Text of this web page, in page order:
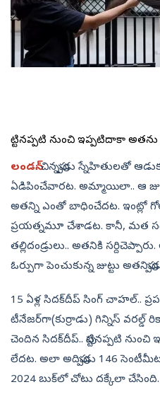
పుట్టినప్పటి నుంచి ఇప్పటిదాకా
లండన్‌:చిన్నప్పుడు స్నేహితులతో
ఏడిపించేవారట. అమ్మాయిలా.. ఆ
అతన్ని ఎంతో బాధించేదట. ఇంట్లో
ప్రయత్నమూ చేశాడట. కానీ, మత
తల్లిదండ్రులు.. అతనికి
ఓర్పుగా పెంచుకున్న జుట్టు
15 ఏళ్ల సిదక్‌దీప్‌ సింగ్‌ చాహల్‌..
టీనేజర్‌గా(కుర్రాడు) గిన్నిస్‌ వరల్డ్‌
చెందిన సిదక్‌దీప్‌.. పుట్టినప్పటి
లేదట. అలా అదిప్పుడు 146
2024 బుక్‌లో చోటు దక్కేలా చేసింది.